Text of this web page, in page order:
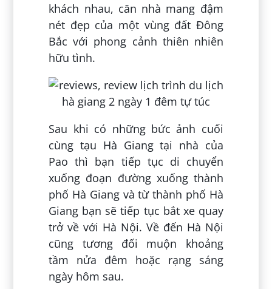
khách nhau, căn nhà mang đậm
nét đẹp của một vùng đất Đông
Bắc với phong cảnh thiên nhiên
hữu tình.
Sau khi có những bức ảnh cuối
cùng tạu Hà Giang tại nhà của
Pao thì bạn tiếp tục di chuyển
xuống đoạn đường xuống thành
phố Hà Giang và từ thành phố Hà
Giang bạn sẽ tiếp tục bắt xe quay
trở về với Hà Nội. Về đến Hà Nội
cũng tương đối muộn khoảng
tầm nửa đêm hoặc rạng sáng
ngày hôm sau.